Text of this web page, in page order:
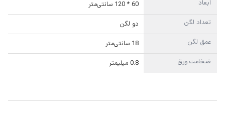
ابعاد
60 * 120 سانتی‌متر
تعداد لگن
دو لگن
عمق لگن
18 سانتی‌متر
ضخامت ورق
0.8 میلیمتر